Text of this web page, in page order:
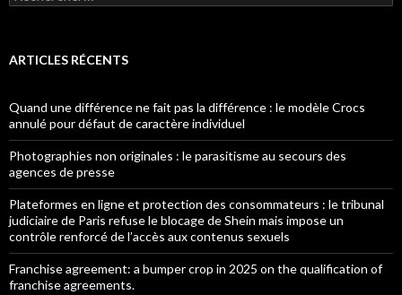
ARTICLES RÉCENTS
Quand une différence ne fait pas la différence : le modèle Crocs
annulé pour défaut de caractère individuel
Photographies non originales : le parasitisme au secours des
agences de presse
Plateformes en ligne et protection des consommateurs : le tribunal
judiciaire de Paris refuse le blocage de Shein mais impose un
contrôle renforcé de l’accès aux contenus sexuels
Franchise agreement: a bumper crop in 2025 on the qualification of
franchise agreements.